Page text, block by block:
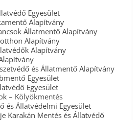
Egyesület
Alapítvány
Állatmentő Alapítvány
Alapítvány
Alapítvány
és Állatmentő Alapítvány
Egyesület
Egyesület
– Kölyökmentés
és Állatvédelmi Egyesület
Karakán Mentés és Állatvédő